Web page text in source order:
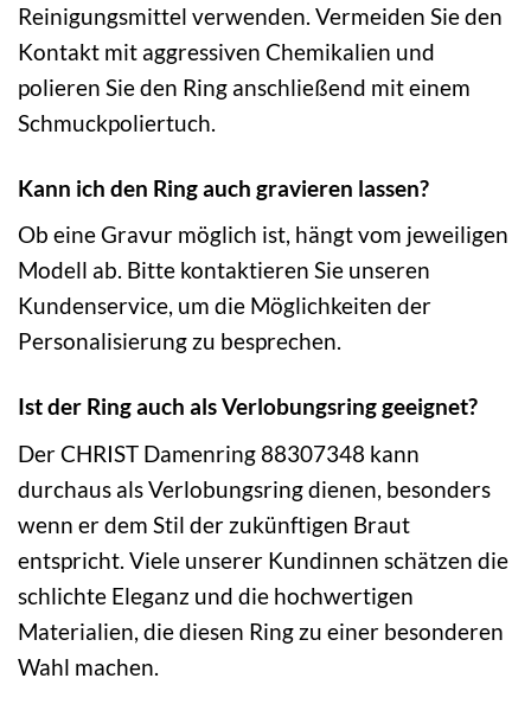
Reinigungsmittel verwenden. Vermeiden Sie den
Kontakt mit aggressiven Chemikalien und
polieren Sie den Ring anschließend mit einem
Schmuckpoliertuch.
Kann ich den Ring auch gravieren lassen?
Ob eine Gravur möglich ist, hängt vom jeweiligen
Modell ab. Bitte kontaktieren Sie unseren
Kundenservice, um die Möglichkeiten der
Personalisierung zu besprechen.
Ist der Ring auch als Verlobungsring geeignet?
Der CHRIST Damenring 88307348 kann
durchaus als Verlobungsring dienen, besonders
wenn er dem Stil der zukünftigen Braut
entspricht. Viele unserer Kundinnen schätzen die
schlichte Eleganz und die hochwertigen
Materialien, die diesen Ring zu einer besonderen
Wahl machen.